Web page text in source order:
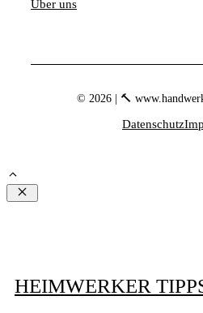
Über uns
© 2026 | 🔨
Datenschutz
Schließen
HEIMWERKER